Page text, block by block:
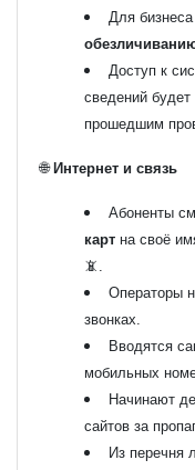
Для
Доступ к
сведений будет
прошедшим
🌐 Интернет и связь
Абоненты
карт на своё
📵.
Операторы
звонках.
Вводятся
мобильных
Начинают
сайтов за
Из перечня